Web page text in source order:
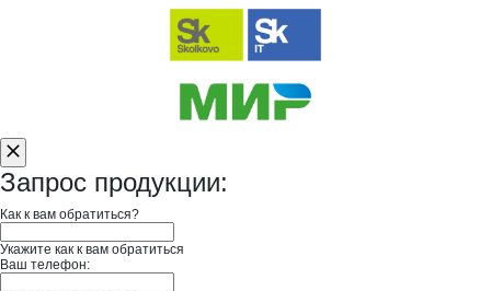
Запрос продукции:
Как к вам обратиться?
Укажите как к вам обратиться
Ваш телефон: